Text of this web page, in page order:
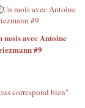
mois avec Antoine
#9
correspond bien"